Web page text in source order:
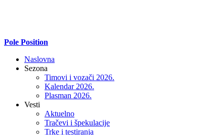
Pole Position
Naslovna
Sezona
Timovi i vozači 2026.
Kalendar 2026.
Plasman 2026.
Vesti
Aktuelno
Tračevi i špekulacije
Trke i testiranja